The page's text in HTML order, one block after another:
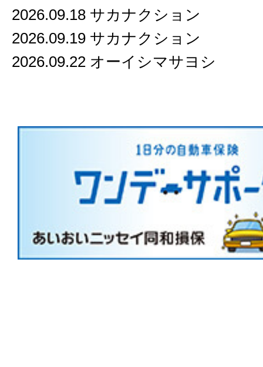
2026.09.18 サカナクション
2026.09.19 サカナクション
2026.09.22 オーイシマサヨシ